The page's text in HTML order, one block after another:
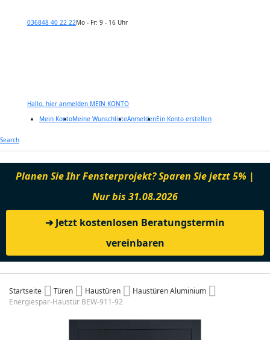
036848 40 22 22Mo - Fr: 9 - 16 Uhr
Hallo, hier anmelden MEIN KONTO
Mein KontoMeine WunschlisteAnmeldenEin Konto erstellen
Search
Planen Sie Ihr Fensterprojekt? Sparen Sie jetzt 5% |
Nur bis 31.08.2026
➔ Jetzt kostenlosen Beratungstermin
vereinbaren
Startseite Türen Haustüren
Haustüren Aluminium
Energiespar-Haustür BEW-911-92